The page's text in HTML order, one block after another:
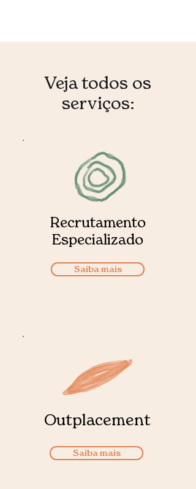
Veja todos os
serviços:
Recrutamento
Especializado
Saiba mais
Outplacement
Saiba mais